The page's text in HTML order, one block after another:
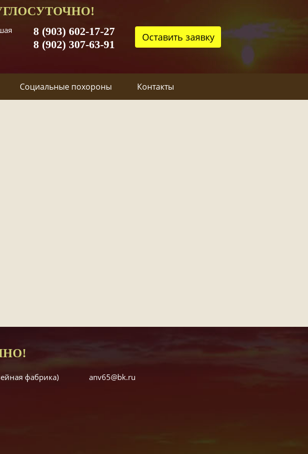
Оставить заявку
8 (903) 602-17-27
8 (902) 307-63-91
Социальные похороны Контакты
фабрика) anv65@bk.ru